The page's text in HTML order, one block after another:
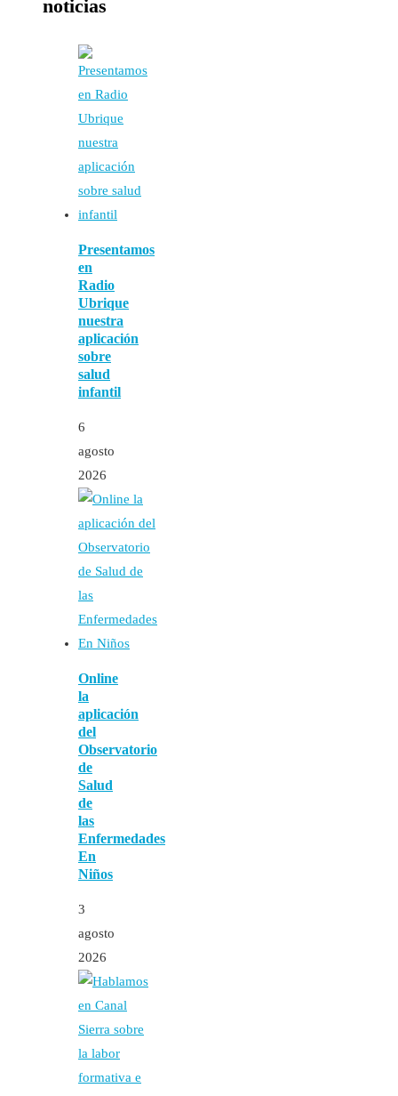
noticias
Presentamos
en
Radio
Ubrique
nuestra
aplicación
sobre
salud
infantil
6
agosto
2026
Online
la
aplicación
del
Observatorio
de
Salud
de
las
Enfermedades
En
Niños
3
agosto
2026